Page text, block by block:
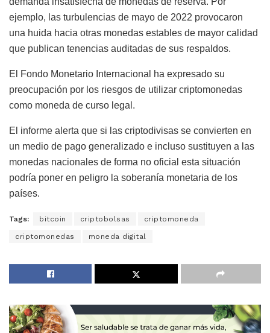
ejemplo, las turbulencias de mayo de 2022 provocaron
una huida hacia otras monedas estables de mayor calidad
que publican tenencias auditadas de sus respaldos.
El Fondo Monetario Internacional ha expresado su
preocupación por los riesgos de utilizar criptomonedas
como moneda de curso legal.
El informe alerta que si las criptodivisas se convierten en
un medio de pago generalizado e incluso sustituyen a las
monedas nacionales de forma no oficial esta situación
podría poner en peligro la soberanía monetaria de los
países.
Tags: bitcoin criptobolsas criptomoneda
criptomonedas moneda digital